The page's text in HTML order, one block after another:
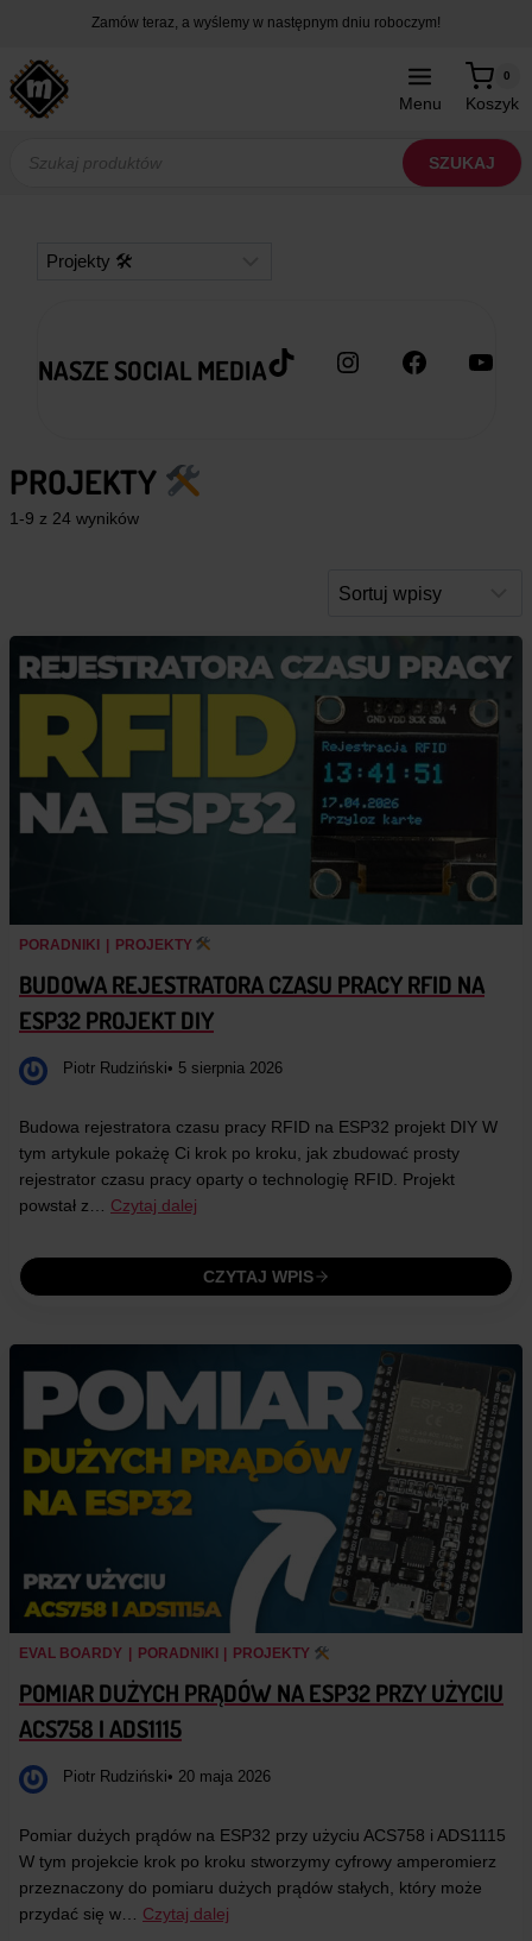
treści
Zamów teraz, a wyślemy w następnym dniu roboczym!
Menu Koszyk
0
produktów
SZUKAJ
Kategorie
NASZE SOCIAL MEDIATikTokInstagramFacebook
PROJEKTY
1-9 z 24 wyników
PORADNIKI PROJEKTY
BUDOWA REJESTRATORA CZASU PRACY RFID NA
ESP32 PROJEKT DIY
Piotr Rudziński• 5 sierpnia 2026
Budowa rejestratora czasu pracy RFID na ESP32 projekt DIY W
tym artykule pokażę Ci krok po kroku, jak zbudować prosty
rejestrator czasu pracy oparty o technologię RFID. Projekt
powstał z… Czytaj dalej
CZYTAJ WPIS
EVAL BOARDY PORADNIKI PROJEKTY
POMIAR DUŻYCH PRĄDÓW NA ESP32 PRZY UŻYCIU
ACS758 I ADS1115
Piotr Rudziński• 20 maja 2026
Pomiar dużych prądów na ESP32 przy użyciu ACS758 i ADS1115
W tym projekcie krok po kroku stworzymy cyfrowy amperomierz
przeznaczony do pomiaru dużych prądów stałych, który może
przydać się w… Czytaj dalej